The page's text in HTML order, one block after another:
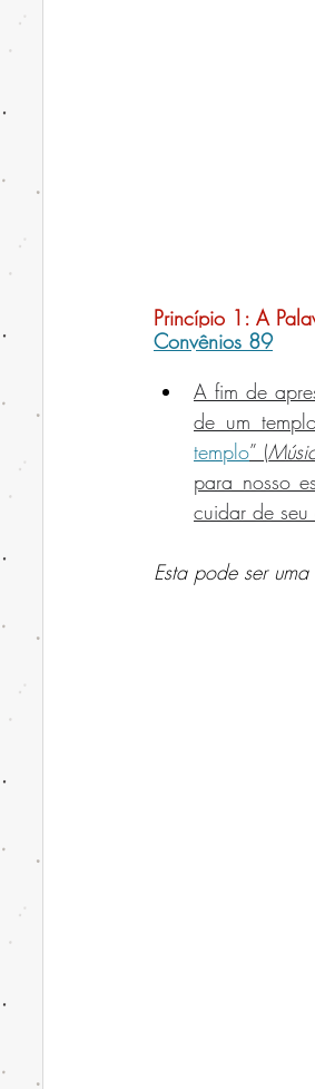
Princípio 1: A
Convênios 89
A fim de
de um
templo” (
para nosso
cuidar de
Esta pode ser